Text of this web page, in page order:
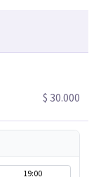
$ 30.000
19:00